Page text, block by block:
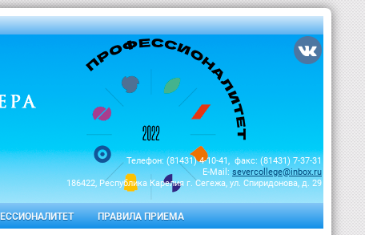
Телефон: (81431) 4-10-41, факс: (81431) 7-37-31
E-Mail: severcollege@inbox.ru
186422, Республика Карелия г. Сегежа, ул. Спиридонова, д. 29
ПРАВИЛА ПРИЕМА